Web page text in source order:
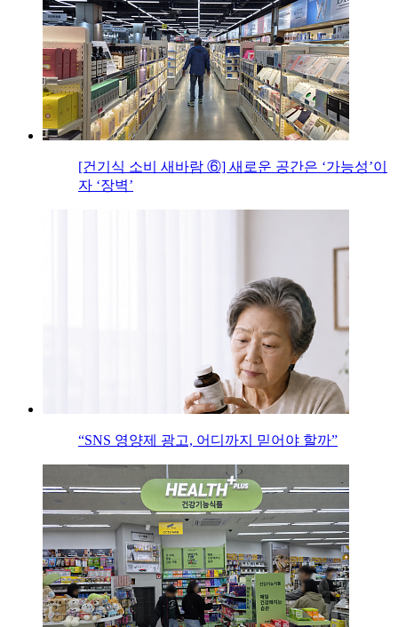
[건기식 소비 새바람 ⑥] 새로운 공간은 ‘가능성’이
자 ‘장벽’
“SNS 영양제 광고, 어디까지 믿어야 할까”